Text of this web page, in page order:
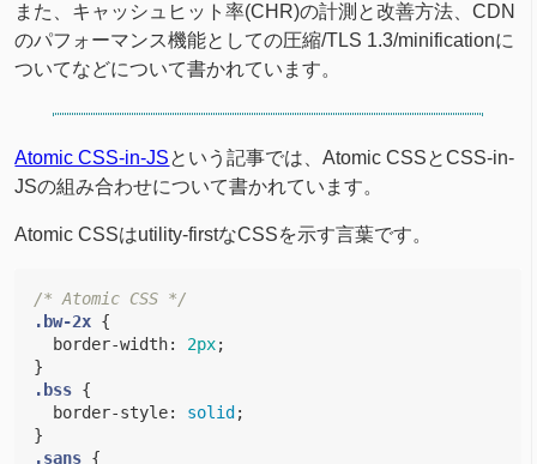
また、キャッシュヒット率(CHR)の計測と改善方法、CDN
のパフォーマンス機能としての圧縮/TLS 1.3/minificationに
ついてなどについて書かれています。
Atomic CSS-in-JSという記事では、Atomic CSSとCSS-in-
JSの組み合わせについて書かれています。
Atomic CSSはutility-firstなCSSを示す言葉です。
/* Atomic CSS */
.bw-2x {
border-width: 2px;
}
.bss {
border-style: solid ;
}
.sans {